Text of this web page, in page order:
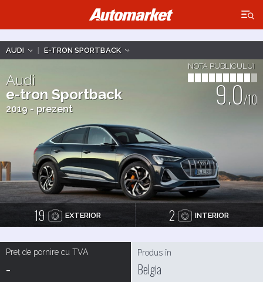
×
AUDI | E-TRON SPORTBACK
Audi
e-tron Sportback
2019 - prezent
NOTA PUBLICULUI
9.0/10
19 EXTERIOR 2 INTERIOR
Preț de pornire cu TVA
-
Produs în
Belgia